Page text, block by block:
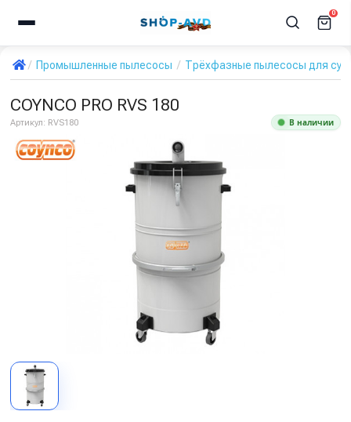
0
Промышленные пылесосы Трёхфазные пылесосы для
COYNCO PRO RVS 180
Артикул: RVS180 В наличии